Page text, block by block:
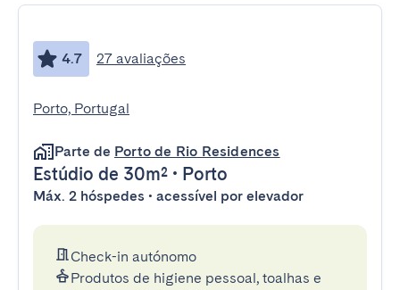
4.7 27 avaliações
Porto, Portugal
Parte de Porto de Rio Residences
Estúdio de 30m² • Porto
Máx. 2 hóspedes • acessível por elevador
Check-in autónomo
Produtos de higiene pessoal, toalhas e